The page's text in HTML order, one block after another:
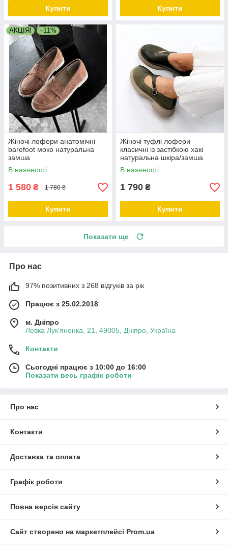
Купити Купити
АКЦІЯ! –11%
Жіночі лофери анатомічні
barefoot моко натуральна
замша
В наявності
1 580 ₴ 1 780 ₴
Купити
Жіночі туфлі лофери
класичні із застібкою хакі
натуральна шкіра/замша
В наявності
1 790 ₴
Купити
Показати ще
Про нас
97% позитивних з 268 відгуків за рік
Працює з 25.02.2018
м. Дніпро
Левка Лук'яненка, 21, 49005, Дніпро, Україна
Контакти
Сьогодні працює з 10:00 до 16:00
Показати весь графік роботи
Про нас
Контакти
Доставка та оплата
Графік роботи
Повна версія сайту
Сайт створено на маркетплейсі Prom.ua